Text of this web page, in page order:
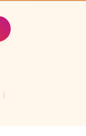
｜